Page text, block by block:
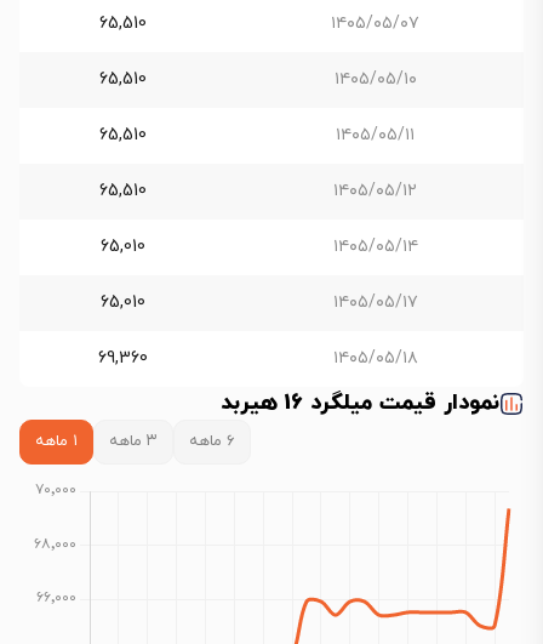
۱۴۰۵/۰۵/۰۷ 65,510
۱۴۰۵/۰۵/۱۰ 65,510
۱۴۰۵/۰۵/۱۱ 65,510
۱۴۰۵/۰۵/۱۲ 65,510
۱۴۰۵/۰۵/۱۴ 65,010
۱۴۰۵/۰۵/۱۷ 65,010
۱۴۰۵/۰۵/۱۸ 69,360
نمودار قیمت میلگرد 16 هیربد
۶ ماهه ۳ ماهه ۱ ماهه